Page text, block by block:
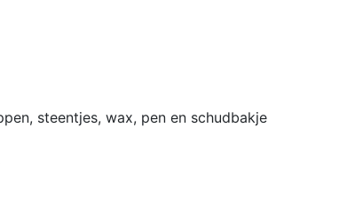
steentjes, wax, pen en schudbakje